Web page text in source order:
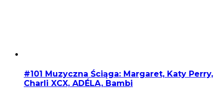
#101 Muzyczna Ściąga: Margaret, Katy Perry,
Charli XCX, ADÉLA, Bambi